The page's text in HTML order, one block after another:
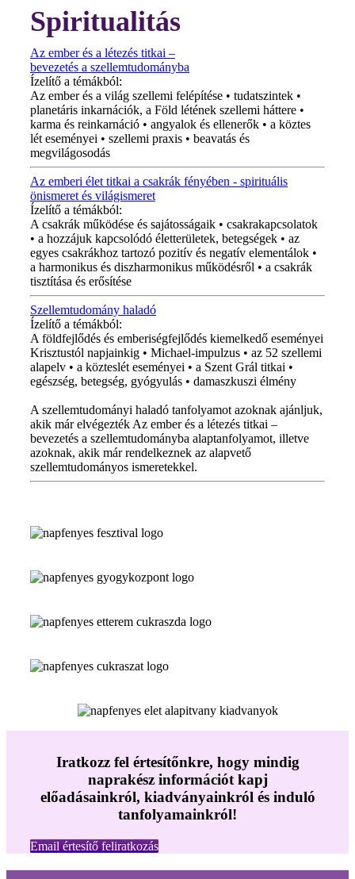
Spiritualitás
Az ember és a létezés titkai –
bevezetés a szellemtudományba
Ízelítő a témákból:
Az ember és a világ szellemi felépítése • tudatszintek •
planetáris inkarnációk, a Föld létének szellemi háttere •
karma és reinkarnáció • angyalok és ellenerők • a köztes
lét eseményei • szellemi praxis • beavatás és
megvilágosodás
Az emberi élet titkai a csakrák fényében - spirituális
önismeret és világismeret
Ízelítő a témákból:
A csakrák működése és sajátosságaik • csakrakapcsolatok
• a hozzájuk kapcsolódó életterületek, betegségek • az
egyes csakrákhoz tartozó pozitív és negatív elementálok •
a harmonikus és diszharmonikus működésről • a csakrák
tisztítása és erősítése
Szellemtudomány haladó
Ízelítő a témákból:
A földfejlődés és emberiségfejlődés kiemelkedő eseményei
Krisztustól napjainkig • Michael-impulzus • az 52 szellemi
alapelv • a közteslét eseményei • a Szent Grál titkai •
egészség, betegség, gyógyulás • damaszkuszi élmény
A szellemtudományi haladó tanfolyamot azoknak ajánljuk,
akik már elvégezték Az ember és a létezés titkai –
bevezetés a szellemtudományba alaptanfolyamot, illetve
azoknak, akik már rendelkeznek az alapvető
szellemtudományos ismeretekkel.
Iratkozz fel értesítőnkre, hogy mindig
naprakész információt kapj
előadásainkról, kiadványainkról és induló
tanfolyamainkról!
Email értesítő feliratkozás